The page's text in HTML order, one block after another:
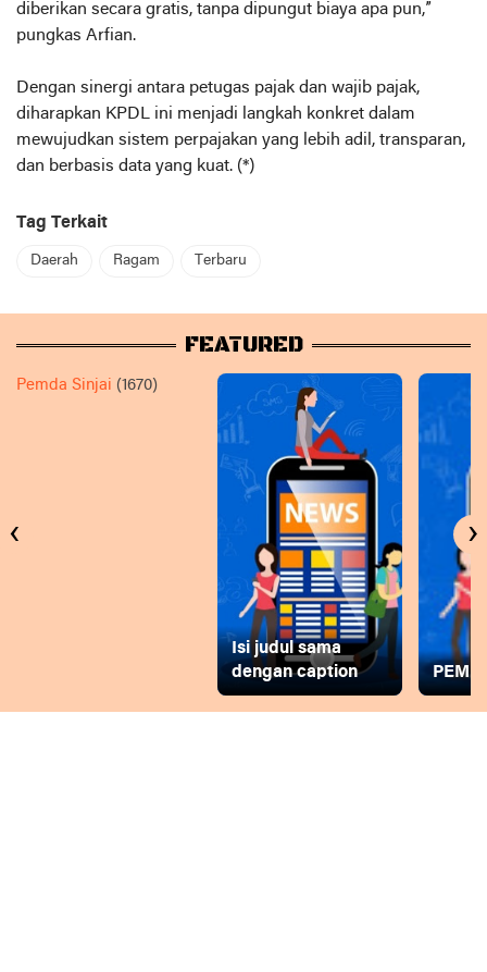
diberikan secara gratis, tanpa dipungut biaya apa pun,”
pungkas Arfian.
Dengan sinergi antara petugas pajak dan wajib pajak,
diharapkan KPDL ini menjadi langkah konkret dalam
mewujudkan sistem perpajakan yang lebih adil, transparan,
dan berbasis data yang kuat. (*)
Tag Terkait
Daerah Ragam Terbaru
FEATURED
Pemda Sinjai (1670)
Isi judul sama
dengan caption
‹ ›